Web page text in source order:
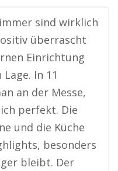
sind wirklich
überrascht
Einrichtung
In 11
an der Messe,
perfekt. Die
und die Küche
besonders
bleibt. Der